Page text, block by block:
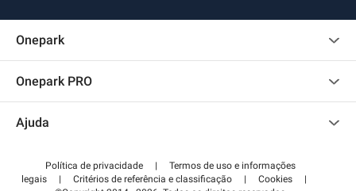
Onepark
Onepark PRO
Torne-se um membro
Ajuda
Centro de apoio
Política de privacidade |
Termos de uso e informações
legais
| Critérios de referência e classificação | Cookies
|